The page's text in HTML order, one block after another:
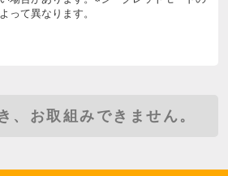
って異なります。
、お取組みできません。